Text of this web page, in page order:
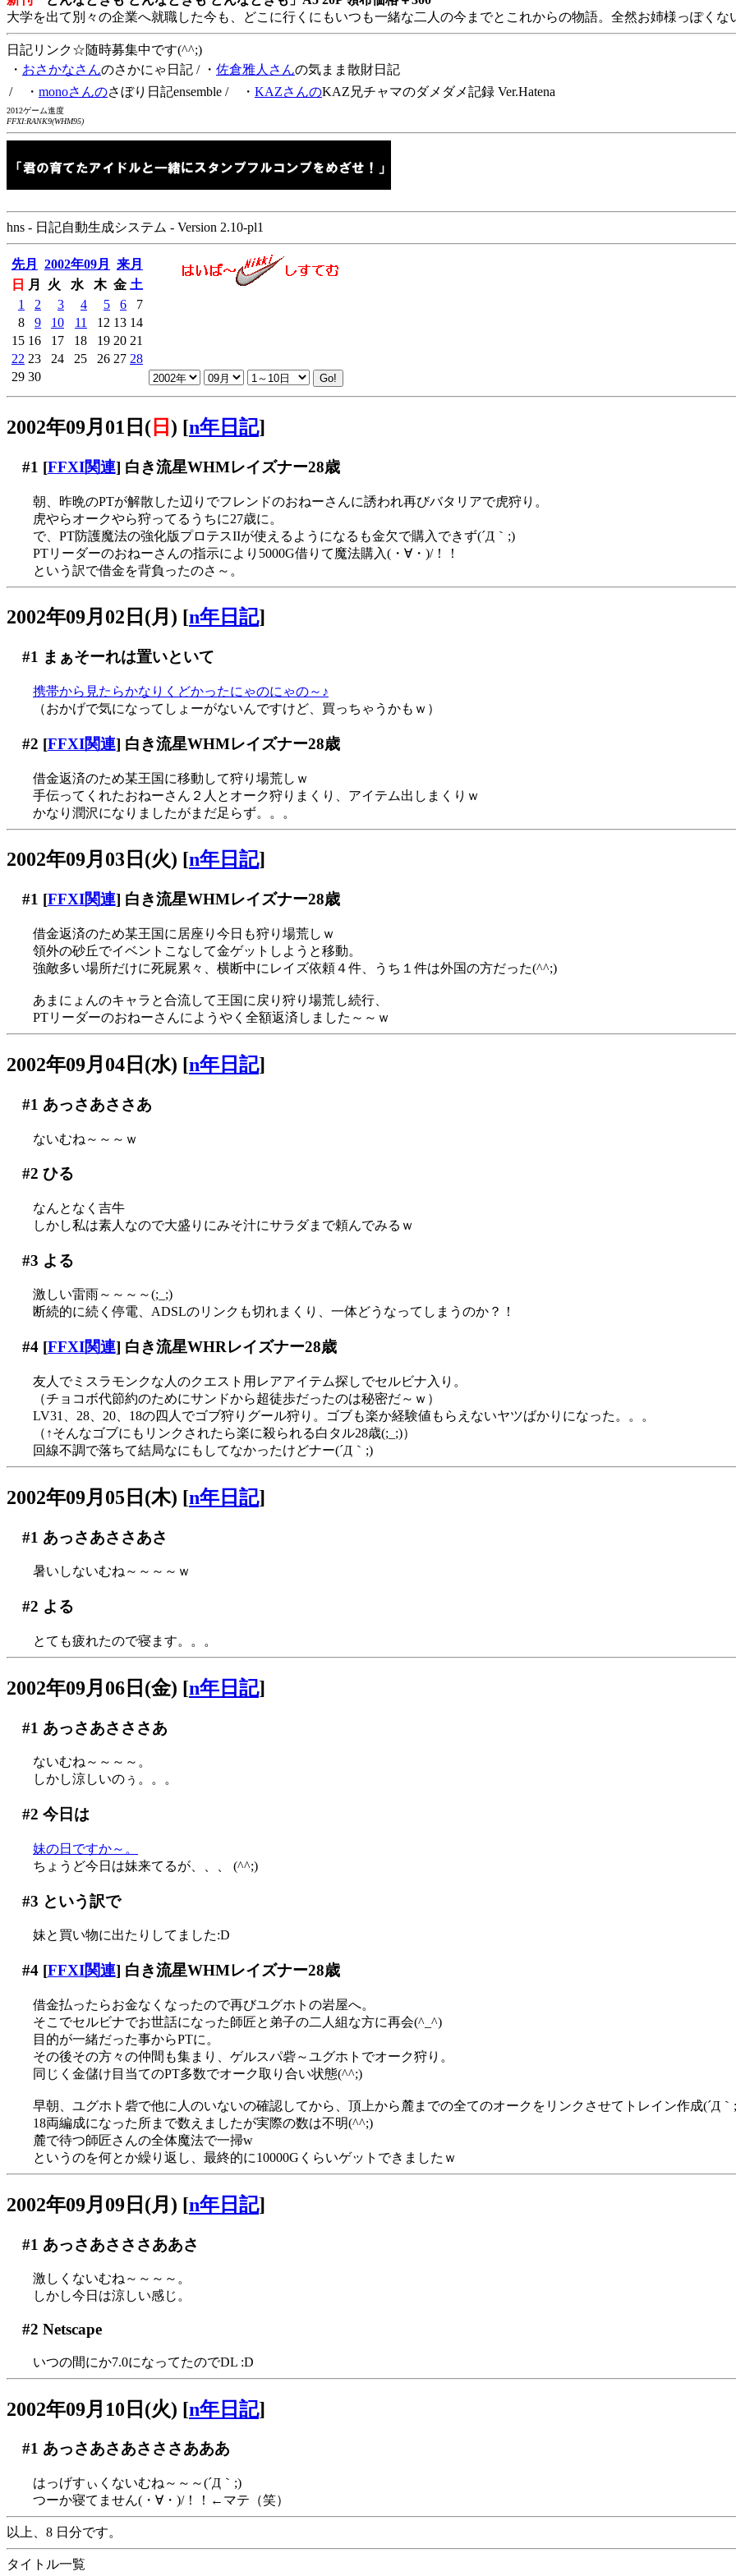
大学を出て別々の企業へ就職した今も、どこに行くにもいつも一緒な二人の今までとこれからの物語。全然お姉様っぽくな
日記リンク☆随時募集中です(^^;)
・ おさかなさんのさかにゃ日記 / ・ 佐倉雅人さんの気まま散財日記
/ ・ monoさんのさぼり日記ensemble / ・ KAZさんのKAZ兄チャマのダメダメ記録 Ver.Hatena
2012ゲーム進度
FFXI:RANK9(WHM95)
hns - 日記自動生成システム - Version 2.10-pl1
先月 2002年09月
来月
日
月 火 水 木 金 土
1
2 3 4 5 6
7
8
9 10 11 12 13 14
15 16 17 18 19 20 21
22 23 24 25 26 27 28
29 30
2002年09月01日( 日 ) [n年日記]
#1 [FFXI関連] 白き流星WHMレイズナー28歳
朝、昨晩のPTが解散した辺りでフレンドのおねーさんに誘われ再びバタリアで虎狩り。
虎やらオークやら狩ってるうちに27歳に。
で、PT防護魔法の強化版プロテスIIが使えるようになるも金欠で購入できず(´Д｀;)
PTリーダーのおねーさんの指示により5000G借りて魔法購入(・∀・)/！！
という訳で借金を背負ったのさ～。
2002年09月02日(月) [n年日記]
#1 まぁそーれは置いといて
携帯から見たらかなりくどかったにゃのにゃの～♪
（おかげで気になってしょーがないんですけど、買っちゃうかもｗ）
#2 [FFXI関連] 白き流星WHMレイズナー28歳
借金返済のため某王国に移動して狩り場荒しｗ
手伝ってくれたおねーさん２人とオーク狩りまくり、アイテム出しまくりｗ
かなり潤沢になりましたがまだ足らず。。。
2002年09月03日(火) [n年日記]
#1 [FFXI関連] 白き流星WHMレイズナー28歳
借金返済のため某王国に居座り今日も狩り場荒しｗ
領外の砂丘でイベントこなして金ゲットしようと移動。
強敵多い場所だけに死屍累々、横断中にレイズ依頼４件、うち１件は外国の方だった(^^;)
あまにょんのキャラと合流して王国に戻り狩り場荒し続行、
PTリーダーのおねーさんにようやく全額返済しました～～ｗ
2002年09月04日(水) [n年日記]
#1 あっさあささあ
ないむね～～～ｗ
#2 ひる
なんとなく吉牛
しかし私は素人なので大盛りにみそ汁にサラダまで頼んでみるｗ
#3 よる
激しい雷雨～～～～(;_;)
断続的に続く停電、ADSLのリンクも切れまくり、一体どうなってしまうのか？！
#4[FFXI関連] 白き流星WHRレイズナー28歳
友人でミスラモンクな人のクエスト用レアアイテム探しでセルビナ入り。
（チョコボ代節約のためにサンドから超徒歩だったのは秘密だ～ｗ）
LV31、28、20、18の四人でゴブ狩りグール狩り。ゴブも楽か経験値もらえないヤツばかりになった。。。
（↑そんなゴブにもリンクされたら楽に殺られる白タル28歳(;_;)）
回線不調で落ちて結局なにもしてなかったけどナー(´Д｀;)
2002年09月05日(木) [n年日記]
#1 あっさあささあさ
暑いしないむね～～～～ｗ
#2 よる
とても疲れたので寝ます。。。
2002年09月06日(金) [n年日記]
#1 あっさあさささあ
ないむね～～～～。
しかし涼しいのぅ。。。
#2 今日は
妹の日ですか～。
ちょうど今日は妹来てるが、、、 (^^;)
#3 という訳で
妹と買い物に出たりしてました:D
#4[FFXI関連] 白き流星WHMレイズナー28歳
借金払ったらお金なくなったので再びユグホトの岩屋へ。
そこでセルビナでお世話になった師匠と弟子の二人組な方に再会(^_^)
目的が一緒だった事からPTに。
その後その方々の仲間も集まり、ゲルスパ砦～ユグホトでオーク狩り。
同じく金儲け目当てのPT多数でオーク取り合い状態(^^;)
早朝、ユグホト砦で他に人のいないの確認してから、頂上から麓までの全てのオークをリンクさせてトレイン作成(´Д｀
18両編成になった所まで数えましたが実際の数は不明(^^;)
麓で待つ師匠さんの全体魔法で一掃w
というのを何とか繰り返し、最終的に10000Gくらいゲットできましたｗ
2002年09月09日(月) [n年日記]
#1 あっさあさささああさ
激しくないむね～～～～。
しかし今日は涼しい感じ。
#2 Netscape
いつの間にか7.0になってたのでDL :D
2002年09月10日(火) [n年日記]
#1 あっさあさあさささあああ
はっげすぃくないむね～～～(´Д｀;)
つーか寝てません(・∀・)/！！←マテ（笑）
以上、8 日分です。
タイトル一覧